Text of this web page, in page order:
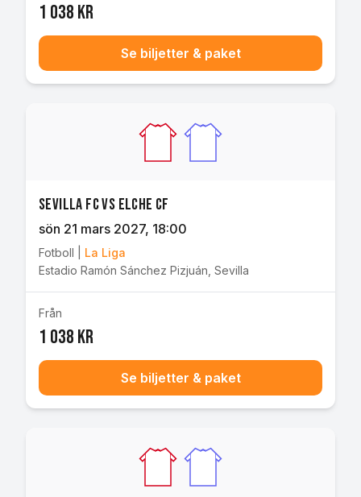
1 038 kr
Se biljetter & paket
Sevilla FC vs Elche CF
sön 21 mars 2027, 18:00
Fotboll
La Liga
Estadio Ramón Sánchez Pizjuán Sevilla
Från
1 038 kr
Se biljetter & paket